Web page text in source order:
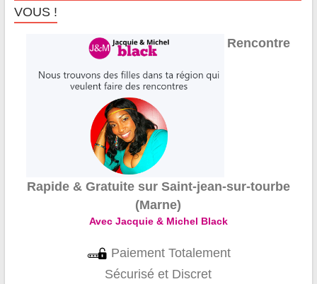
VOUS !
Rencontre
Rapide & Gratuite sur Saint-jean-sur-tourbe
(Marne)
Avec Jacquie & Michel Black
Paiement Totalement
Sécurisé et Discret